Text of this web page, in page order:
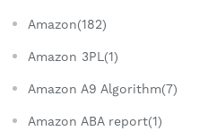
Amazon(182)
Amazon 3PL(1)
Amazon A9 Algorithm(7)
Amazon ABA report(1)